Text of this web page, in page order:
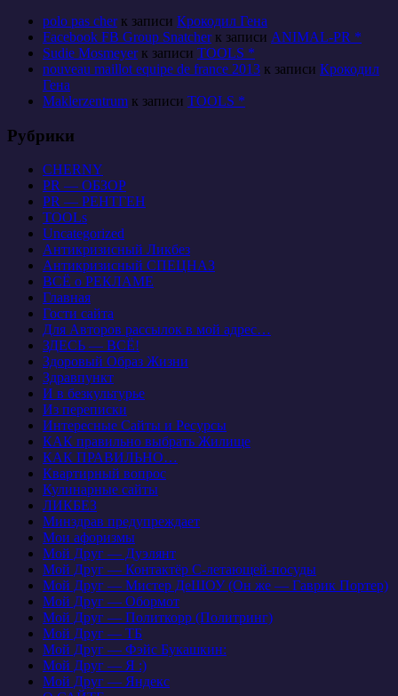
polo pas cherк записи Крокодил Гена
Facebook FB Group Snatcherк записи ANIMAL-PR *
Sudie Mosmeyerк записи TOOLS *
nouveau maillot equipe de france 2013 к записи Крокодил
Гена
Maklerzentrum к записи TOOLS *
Рубрики
CHERNY
PR — ОБЗОР
PR — РЕНТГЕН
TOOLs
Uncategorized
Антикризисный Ликбез
Антикризисный СПЕЦНАЗ
ВСЁ о РЕКЛАМЕ
Главная
Гости сайта
Для Авторов рассылок в мой адрес…
ЗДЕСЬ — ВСЁ!
Здоровый Образ Жизни
Здравпункт
И в безкультурье
Из переписки
Интересные Сайты и Ресурсы
КАК правильно выбрать Жилище
КАК ПРАВИЛЬНО…
Квартирный вопрос
Кулинарные сайты
ЛИКБЕЗ
Минздрав предупреждает
Мои афоризмы
Мой Друг — Дуэлянт
Мой Друг — Контактёр С-летающей-посуды
Мой Друг — Мистер ДеШОУ (Он же — Гаврик Портер)
Мой Друг — Обормот
Мой Друг — Политкорр (Политринг)
Мой Друг — ТБ
Мой Друг — Фэйс Букашкин:
Мой Друг — Я :)
Мой Друг — Яндекс